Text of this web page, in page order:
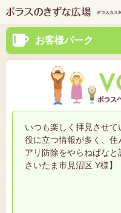
住まいの商品
インテリアコーディ
ト
ライフスタイルと住
お知らせ
お客様パーク
いつも楽しく拝見させて
役に立つ情報が多く、
アリ防除をやらねばな
さいたま市見沼区 Y様】